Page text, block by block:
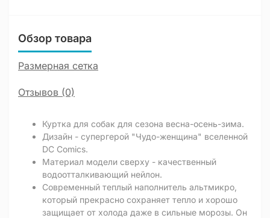
Обзор товара
Размерная сетка
Отзывов (0)
Куртка для собак для сезона весна-осень-зима.
Дизайн - супергерой "Чудо-женщина" вселенной
DC Comics.
Материал модели сверху - качественный
водоотталкивающий нейлон.
Современный теплый наполнитель альтмикро,
который прекрасно сохраняет тепло и хорошо
защищает от холода даже в сильные морозы. Он